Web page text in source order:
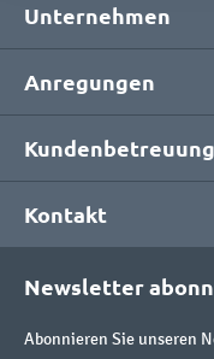
Unternehmen
Anregungen
Kundenbetreuung
Kontakt
Newsletter
Abonnieren Sie unseren